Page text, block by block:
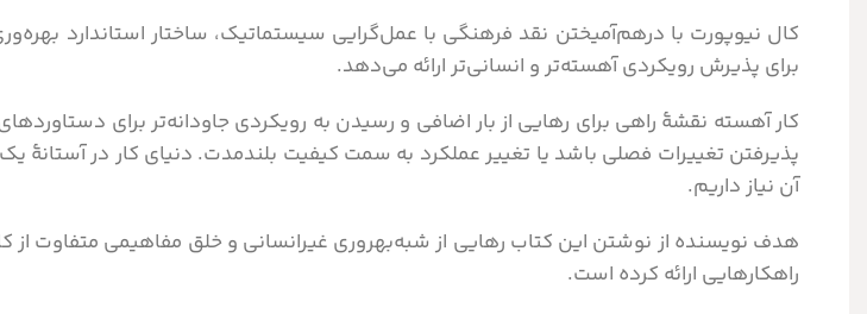
کال نیوپورت با درهم‌آمیختن نقد فرهنگی با عمل‌گرایی سیستماتیک، ساختار استاندارد
برای پذیرش رویکردی آهسته‌تر و انسانی‌تر ارائه می‌دهد.
کار آهسته نقشۀ راهی برای رهایی از بار اضافی و رسیدن به رویکردی جاودانه‌تر برای
پذیرفتن تغییرات فصلی باشد یا تغییر عملکرد به سمت کیفیت بلندمدت. دنیای کار در
آن نیاز داریم.
هدف نویسنده از نوشتن این کتاب رهایی از شبه‌بهروری غیرانسانی و خلق مفاهیمی متفاوت از
راهکارهایی ارائه کرده است.